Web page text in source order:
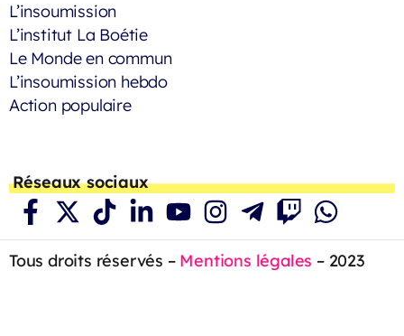
L’insoumission
L’institut La Boétie
Le Monde en commun
L’insoumission hebdo
Action populaire
Réseaux sociaux
Tous droits réservés – Mentions légales – 2023